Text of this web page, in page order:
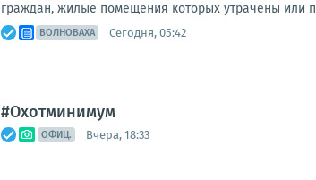
граждан, жилые помещения которых утрачены или
ВОЛНОВАХА Сегодня, 05:42
#Охотминимум
ОФИЦ. Вчера, 18:33